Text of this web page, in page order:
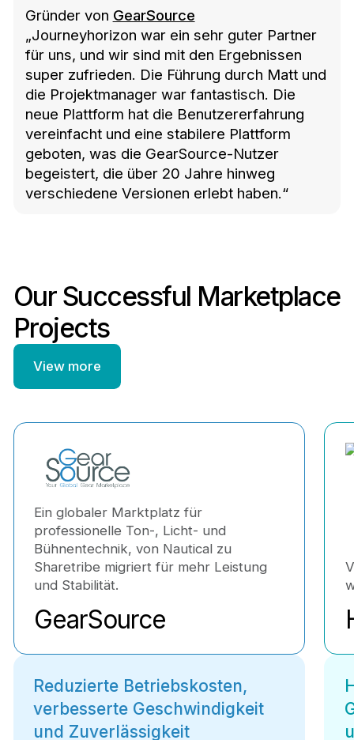
Gründer von GearSource
„Journeyhorizon war ein sehr guter Partner
für uns, und wir sind mit den Ergebnissen
super zufrieden. Die Führung durch Matt und
die Projektmanager war fantastisch. Die
neue Plattform hat die Benutzererfahrung
vereinfacht und eine stabilere Plattform
geboten, was die GearSource-Nutzer
begeistert, die über 20 Jahre hinweg
verschiedene Versionen erlebt haben.“
Our Successful Marketplace
Projects
View more
Ein globaler Marktplatz für
professionelle Ton-, Licht- und
Bühnentechnik, von Nautical zu
Sharetribe migriert für mehr Leistung
und Stabilität.
GearSource
Reduzierte Betriebskosten,
verbesserte Geschwindigkeit
und Zuverlässigkeit